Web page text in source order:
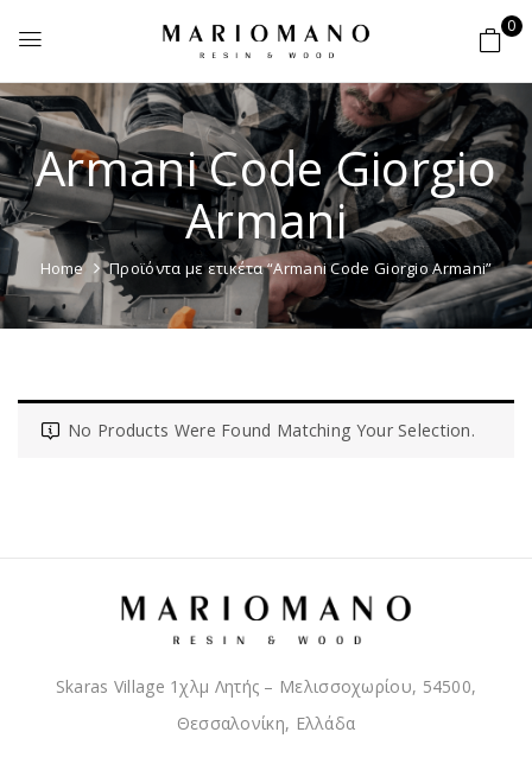
0
Armani Code Giorgio
Armani
Home Προϊόντα με ετικέτα “Armani Code Giorgio Armani”
No Products Were Found Matching Your Selection.
Skaras Village 1χλμ Λητής – Μελισσοχωρίου, 54500,
Θεσσαλονίκη, Ελλάδα